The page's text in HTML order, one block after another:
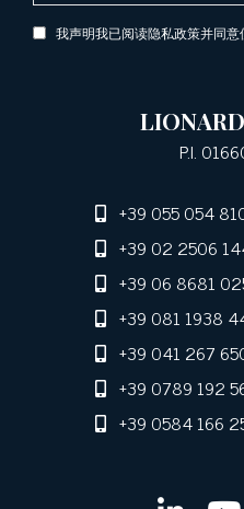
我声明我已阅读隐私政策并同
P.I.
+39 055 054
+39 02 2506
+39 06 8681
+39 081 1938
+39 041 267
+39 0789 192
+39 0584 166